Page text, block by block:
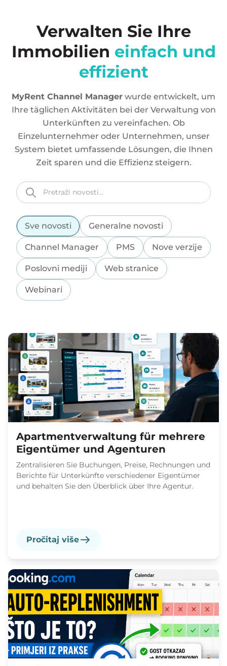
Verwalten Sie Ihre
Immobilien einfach und
effizient
MyRent Channel Manager wurde entwickelt, um
Ihre täglichen Aktivitäten bei der Verwaltung von
Unterkünften zu vereinfachen. Ob
Einzelunternehmer oder Unternehmen, unser
System bietet umfassende Lösungen, die Ihnen
Zeit sparen und die Effizienz steigern.
Sve novosti Generalne novosti
Channel Manager PMS Nove verzije
Poslovni mediji Web stranice
Webinari
Apartmentverwaltung für mehrere
Eigentümer und Agenturen
Zentralisieren Sie Buchungen, Preise, Rechnungen und
Berichte für Unterkünfte verschiedener Eigentümer
und behalten Sie den Überblick über Ihre Agentur.
Pročitaj više